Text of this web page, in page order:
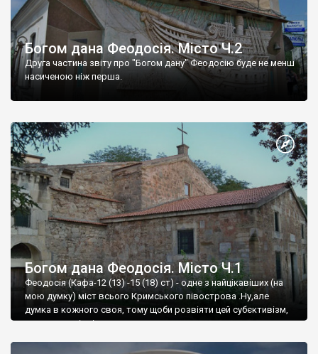
Богом дана Феодосія. Місто Ч.2
Друга частина звіту про "Богом дану" Феодосію буде не менш
насиченою ніж перша.
Богом дана Феодосія. Місто Ч.1
Феодосія (Кафа-12 (13) -15 (18) ст) - одне з найцікавіших (на
мою думку) міст всього Кримського півострова .Ну,але
думка в кожного своя, тому щоби розвіяти цей субєктивізм,
запрошую відвідати це